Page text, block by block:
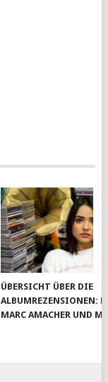
ÜBERSICHT ÜBER DIE
ALBUMREZENSIONEN:
MARC AMACHER UND